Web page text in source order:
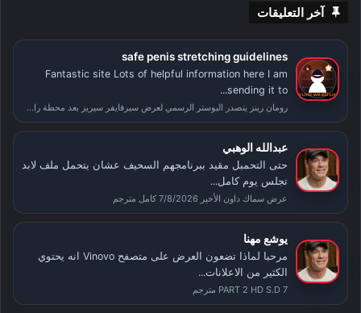
آخر التعليقات
safe penis stretching guidelines
Fantastic site Lots of helpful information here I am
sending it to...
رومان رينز يتصدر البوستر الرسمي لعرض سيرفايفر سيريز بعد محطة راسلمينيا
عبدالله الوهبي
حتى التحمبل مقيد ببرنامجهم السحيف عشان يتحمل ملف لابد
تجلس يوم كامل...
عرض سماك داون الأخير 7/8/2026 كامل مترجم
يوشع مهنا
مرحبا لماذا تضعون العرض على متصفح Vinovo انه يحتوي
الكثير من الاعلانات...
PART 2 HD S.D 7 مترجم